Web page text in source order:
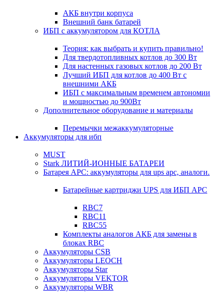
АКБ внутри корпуса
Внешний банк батарей
ИБП с аккумулятором для КОТЛА
Теория: как выбрать и купить правильно!
Для твердотопливных котлов до 300 Вт
Для настенных газовых котлов до 200 Вт
Лучший ИБП для котлов до 400 Вт с
внешними АКБ
ИБП с максимальным временем автономии
и мощностью до 900Вт
Дополнительное оборудование и материалы
Перемычки межаккумуляторные
Аккумуляторы для ибп
MUST
Stark ЛИТИЙ-ИОННЫЕ БАТАРЕИ
Батарея APC: аккумуляторы для ups apc, аналоги.
Батарейные картриджи UPS для ИБП APC
RBC7
RBC11
RBC55
Комплекты аналогов АКБ для замены в
блоках RBC
Аккумуляторы CSB
Аккумуляторы LEOCH
Аккумуляторы Star
Аккумуляторы VEKTOR
Аккумуляторы WBR